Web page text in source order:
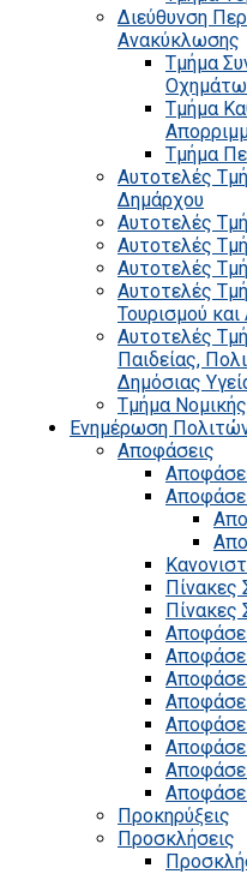
Διεύθυνση
Ανακύκλωσης
Τμήμα
Τμήμα
Τμήμα
Αυτοτελές
Δημάρχου
Αυτοτελές
Αυτοτελές
Αυτοτελές
Αυτοτελές
Τουρισμού
Αυτοτελές
Παιδείας,
Δημόσιας
Τμήμα
Ενημέρωση
Αποφάσεις
Πίνακες
Πίνακες
Προκηρύξεις
Προσκλήσεις